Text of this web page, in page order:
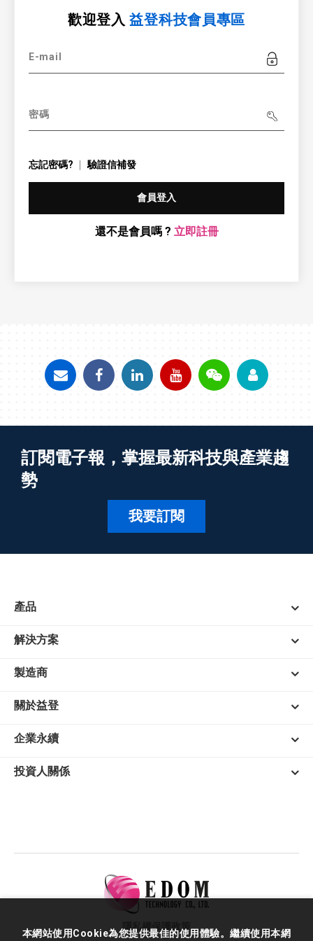
歡迎登入益登科技會員專區
E-mail
密碼
忘記密碼? 驗證信補發
會員登入
還不是會員嗎 ? 立即註冊
訂閱電子報，掌握最新科技與產業趨
勢
我要訂閱
產品
解決方案
製造商
關於益登
企業永續
投資人關係
隱私權保護政策
本網站使用Cookie為您提供最佳的使用體驗。繼續使用本網